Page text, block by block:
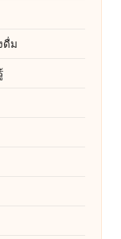
ดื่ม